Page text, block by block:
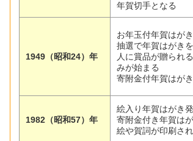
年賀切手となる
1949（昭和24）年
お年玉付年賀はが
抽選で年賀はがき
人に賞品が贈られ
みが始まる
寄附金付年賀はが
1982（昭和57）年
絵入り年賀はがき
寄附金付き年賀は
絵や賀詞が印刷さ